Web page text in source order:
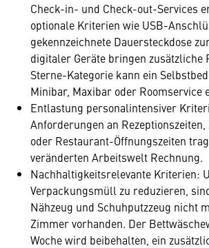
Check-in- und Check-out-Services
optionale Kriterien wie USB-
gekennzeichnete Dauersteckdose
digitaler Geräte bringen zusätzliche
Sterne-Kategorie kann ein
Minibar, Maxibar oder Roomservice
Entlastung personalintensiver
Anforderungen an
oder Restaurant-Öffnungszeiten
veränderten Arbeitswelt Rechnung.
Nachhaltigkeitsrelevante Kriterien:
Verpackungsmüll zu reduzieren,
Nähzeug und Schuhputzzeug nicht
Zimmer vorhanden. Der
Woche wird beibehalten, ein